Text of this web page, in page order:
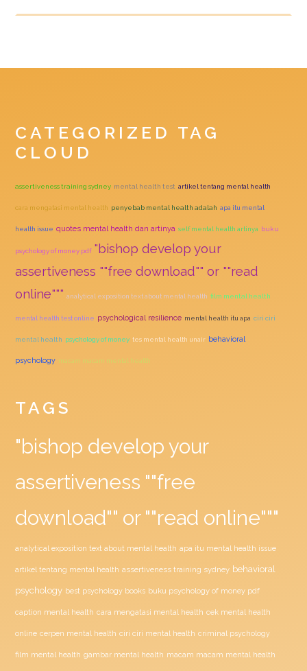
CATEGORIZED TAG
CLOUD
assertiveness training sydney mental health test artikel tentang mental health
cara mengatasi mental health penyebab mental health adalah apa itu mental
health issue quotes mental health dan artinya self mental health artinya buku
psychology of money pdf "bishop develop your
assertiveness ""free download"" or ""read
online""" analytical exposition text about mental health film mental health
mental health test online psychological resilience mental health itu apa ciri ciri
mental health psychology of money tes mental health unair behavioral
psychology macam macam mental health
TAGS
"bishop develop your
assertiveness ""free
download"" or ""read online"""
analytical exposition text about mental health apa itu mental health issue
artikel tentang mental health assertiveness training sydney behavioral
psychology best psychology books buku psychology of money pdf
caption mental health cara mengatasi mental health cek mental health
online cerpen mental health ciri ciri mental health criminal psychology
film mental health gambar mental health macam macam mental health